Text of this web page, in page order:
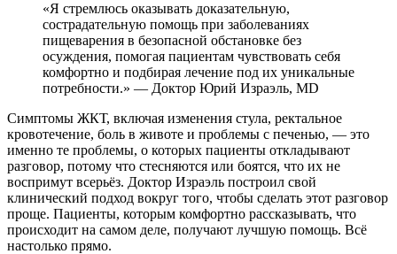
«Я стремлюсь оказывать доказательную,
сострадательную помощь при заболеваниях
пищеварения в безопасной обстановке без
осуждения, помогая пациентам чувствовать себя
комфортно и подбирая лечение под их уникальные
потребности.» — Доктор Юрий Израэль, MD
Симптомы ЖКТ, включая изменения стула, ректальное
кровотечение, боль в животе и проблемы с печенью, — это
именно те проблемы, о которых пациенты откладывают
разговор, потому что стесняются или боятся, что их не
воспримут всерьёз. Доктор Израэль построил свой
клинический подход вокруг того, чтобы сделать этот разговор
проще. Пациенты, которым комфортно рассказывать, что
происходит на самом деле, получают лучшую помощь. Всё
настолько прямо.